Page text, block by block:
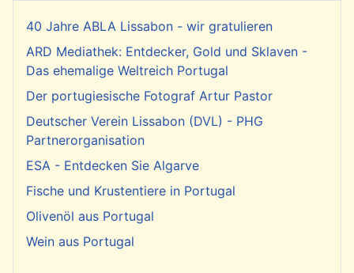
40 Jahre ABLA Lissabon - wir gratulieren
ARD Mediathek: Entdecker, Gold und Sklaven -
Das ehemalige Weltreich Portugal
Der portugiesische Fotograf Artur Pastor
Deutscher Verein Lissabon (DVL) - PHG
Partnerorganisation
ESA - Entdecken Sie Algarve
Fische und Krustentiere in Portugal
Olivenöl aus Portugal
Wein aus Portugal